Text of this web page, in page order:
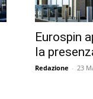
Eurospin
la
Redazione - 23